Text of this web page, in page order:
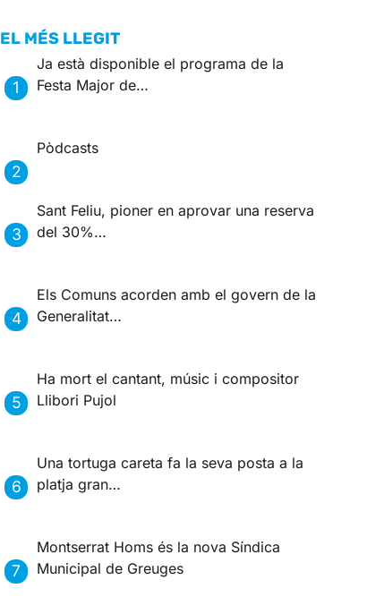
EL MÉS LLEGIT
Ja està disponible el programa de la
Festa Major de…
Pòdcasts
Sant Feliu, pioner en aprovar una reserva
del 30%…
Els Comuns acorden amb el govern de la
Generalitat…
Ha mort el cantant, músic i compositor
Llibori Pujol
Una tortuga careta fa la seva posta a la
platja gran…
Montserrat Homs és la nova Síndica
Municipal de Greuges